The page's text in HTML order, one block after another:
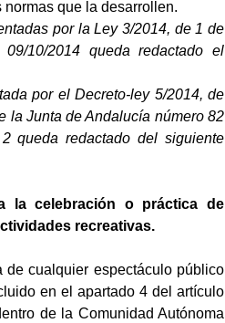
que la desarrollen.
por la Ley 3/2014, de 1 de
10/2014 queda redactado el
por el Decreto-ley 5/2014, de
la Junta de Andalucía número 82
queda redactado del siguiente
la celebración o práctica de
recreativas.
de cualquier espectáculo público
en el apartado 4 del artículo
de la Comunidad Autónoma